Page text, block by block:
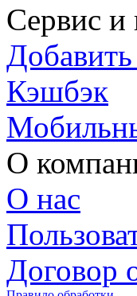
Сервис
Кэшбэк
О
О нас
Договор